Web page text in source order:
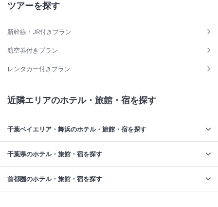
ツアーを探す
新幹線・JR付きプラン
航空券付きプラン
レンタカー付きプラン
近隣エリアのホテル・旅館・宿を探す
千葉ベイエリア・舞浜のホテル・旅館・宿を探す
千葉県のホテル・旅館・宿を探す
首都圏のホテル・旅館・宿を探す